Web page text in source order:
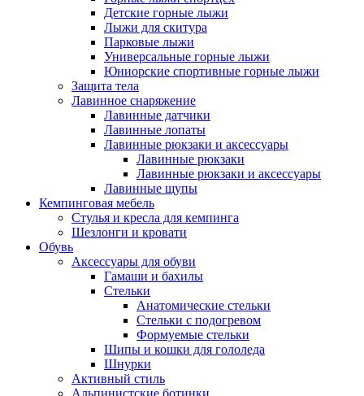
Детские горные лыжи
Лыжи для скитура
Парковые лыжи
Универсальные горные лыжи
Юниорские спортивные горные лыжи
Защита тела
Лавинное снаряжение
Лавинные датчики
Лавинные лопаты
Лавинные рюкзаки и аксессуары
Лавинные рюкзаки
Лавинные рюкзаки и аксессуары
Лавинные щупы
Кемпинговая мебель
Стулья и кресла для кемпинга
Шезлонги и кровати
Обувь
Аксессуары для обуви
Гамаши и бахилы
Стельки
Анатомические стельки
Стельки с подогревом
Формуемые стельки
Шипы и кошки для гололеда
Шнурки
Активный стиль
Альпинистские ботинки